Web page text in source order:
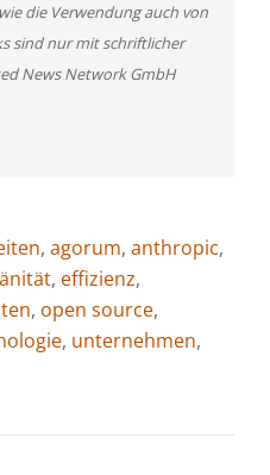
die Verwendung auch von
sind nur mit schriftlicher
News Network GmbH
, agorum, anthropic,
, effizienz,
, open source,
, unternehmen,